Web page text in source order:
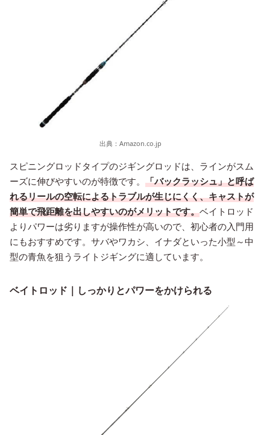
出典： Amazon.co.jp
スピニングロッドタイプのジギングロッドは、ラインがスム
ーズに伸びやすいのが特徴です。 「バックラッシュ」と呼ば
れるリールの空転によるトラブルが生じにくく、キャストが
簡単で飛距離を出しやすいのがメリットです。ベイトロッド
よりパワーは劣りますが操作性が高いので、初心者の入門用
にもおすすめです。サバやワカシ、イナダといった小型～中
型の青魚を狙うライトジギングに適しています。
ベイトロッド｜しっかりとパワーをかけられる